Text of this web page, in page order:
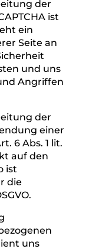
E-Mail
Daten
keine
Die Daten
der
des
der
ist
ein
Seite an